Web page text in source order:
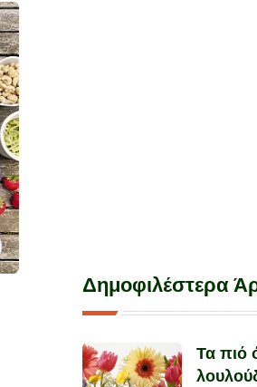
Δημοφιλέστερα
Τα πιό